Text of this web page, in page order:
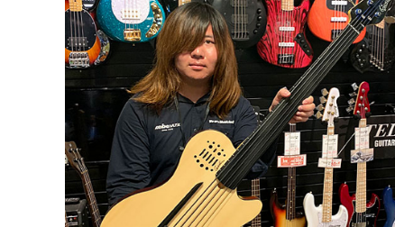
DJ機器 DTM
中古 ヴィンテー